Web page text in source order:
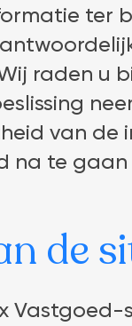
ter
raden u
van de
na te
de